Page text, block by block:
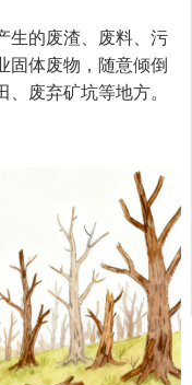
生的废渣、废料、污
固体废物，随意倾倒
废弃矿坑等地方。